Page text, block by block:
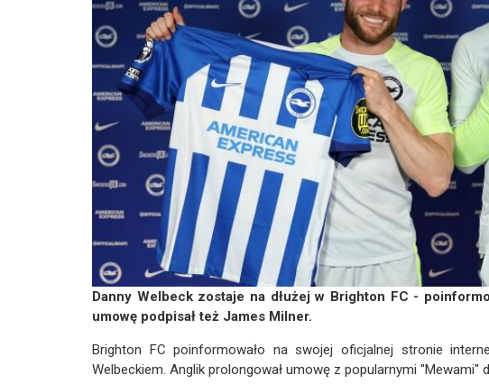
Danny Welbeck zostaje na dłużej w Brighton FC -
umowę podpisał też James Milner.
Brighton FC poinformowało na swojej oficjalnej stronie
Welbeckiem. Anglik prolongował umowę z popularnymi "Mewami"